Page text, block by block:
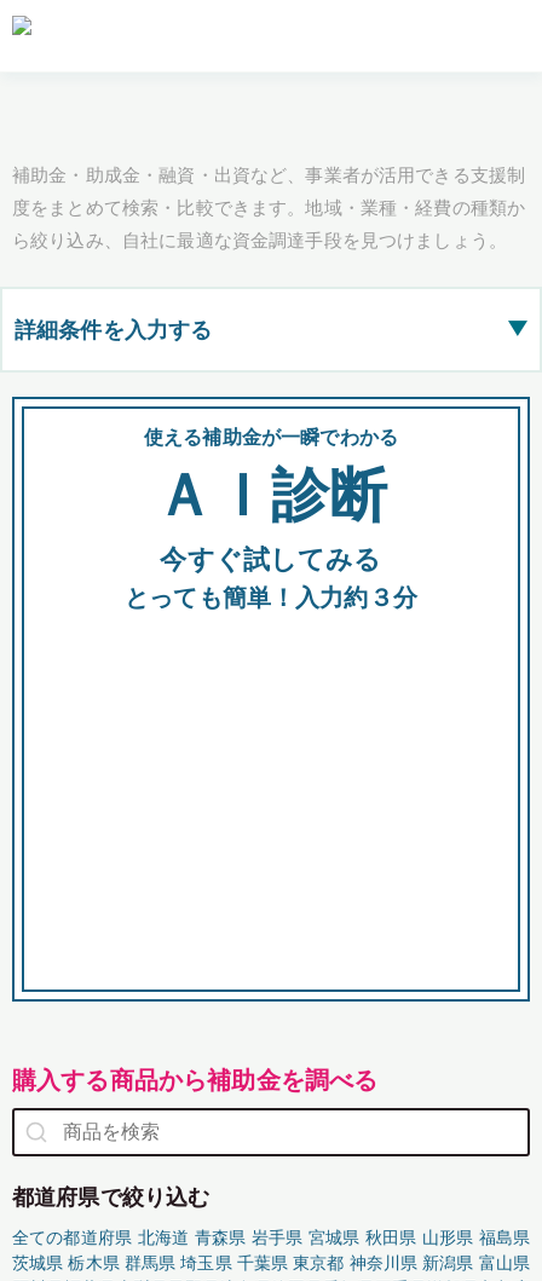
補助金・助成金・融資・出資など、事業者が活用できる支援制
度をまとめて検索・比較できます。地域・業種・経費の種類か
ら絞り込み、自社に最適な資金調達手段を見つけましょう。
詳細条件を入力する ▶
都道府県
全国の検索結果を含めて表示
助成金 融資 出資
使える補助金が一瞬でわかる
ＡＩ診断
今すぐ試してみる
とっても簡単！入力約３分
購入する商品から補助金を調べる
都道府県で絞り込む
全ての都道府県 北海道 青森県 岩手県 宮城県 秋田県 山形県 福島県
茨城県 栃木県 群馬県 埼玉県 千葉県 東京都 神奈川県 新潟県 富山県